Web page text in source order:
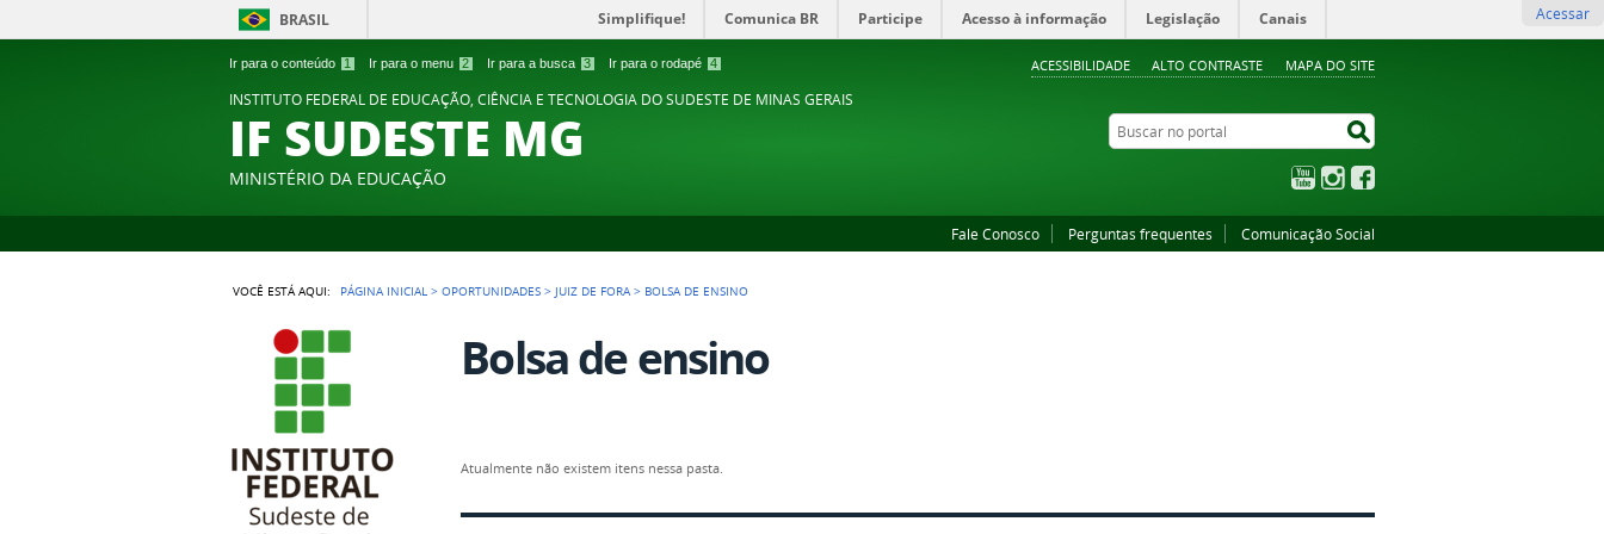
Ir para o conteúdo 1 Ir para o menu 2 Ir para a busca 3 Ir para o rodapé 4 ACESSIBILIDADE ALTO CONTRASTE MAPA DO SITE
BRASIL Simplifique! Comunica BR Participe Acesso à informação Legislação Canais Acessar
INSTITUTO FEDERAL DE EDUCAÇÃO, CIÊNCIA E TECNOLOGIA DO SUDESTE DE MINAS GERAIS
IF SUDESTE MG
MINISTÉRIO DA EDUCAÇÃO
Buscar no portal
YouTubeInstagram
Fale Conosco Perguntas frequentes Comunicação Social
VOCÊ ESTÁ AQUI: PÁGINA INICIAL >OPORTUNIDADES > JUIZ DE FORA > BOLSA DE ENSINO
Bolsa de ensino
Atualmente não existem itens nessa pasta.